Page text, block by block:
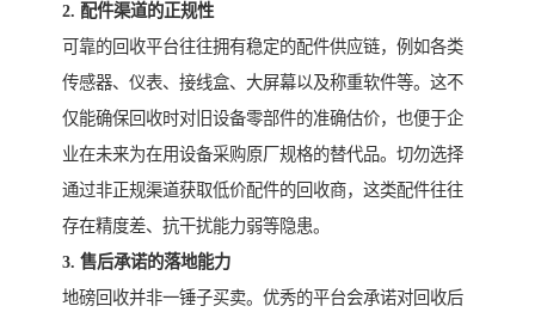
2. 配件渠道的正规性
可靠的回收平台往往拥有稳定的配件供应链，例如各类
传感器、仪表、接线盒、大屏幕以及称重软件等。这不
仅能确保回收时对旧设备零部件的准确估价，也便于企
业在未来为在用设备采购原厂规格的替代品。切勿选择
通过非正规渠道获取低价配件的回收商，这类配件往往
存在精度差、抗干扰能力弱等隐患。
3. 售后承诺的落地能力
地磅回收并非一锤子买卖。优秀的平台会承诺对回收后